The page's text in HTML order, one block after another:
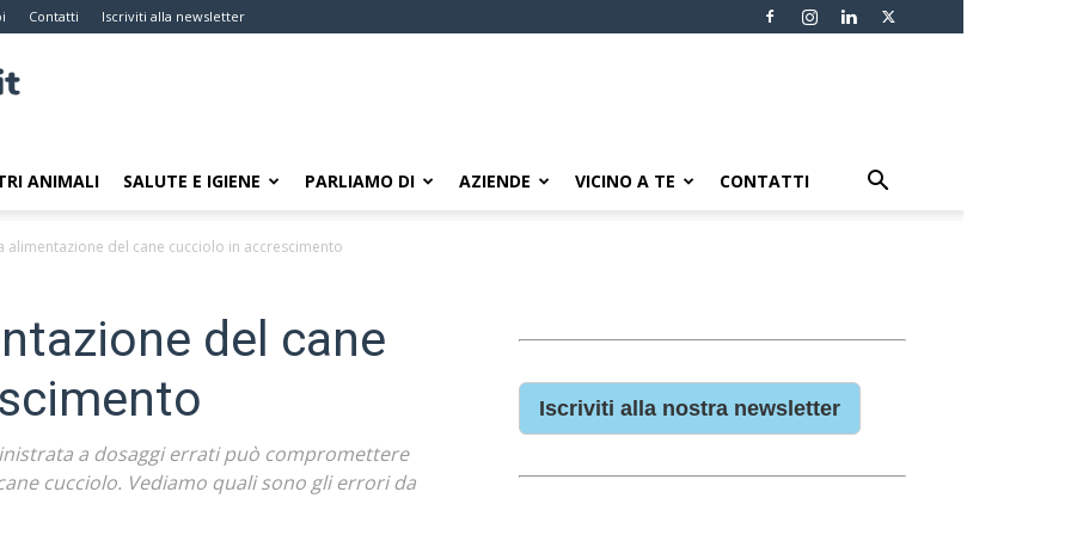
Contatti Iscriviti alla newsletter
ANIMALI SALUTE E IGIENE PARLIAMO DI AZIENDE VICINO A TE CONTATTI
alimentazione del cane cucciolo in accrescimento
del cane
a dosaggi errati può compromettere
cucciolo. Vediamo quali sono gli errori da
Iscriviti alla nostra newsletter